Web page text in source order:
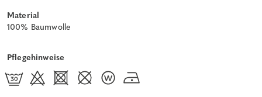
Material
100% Baumwolle
Pflegehinweise